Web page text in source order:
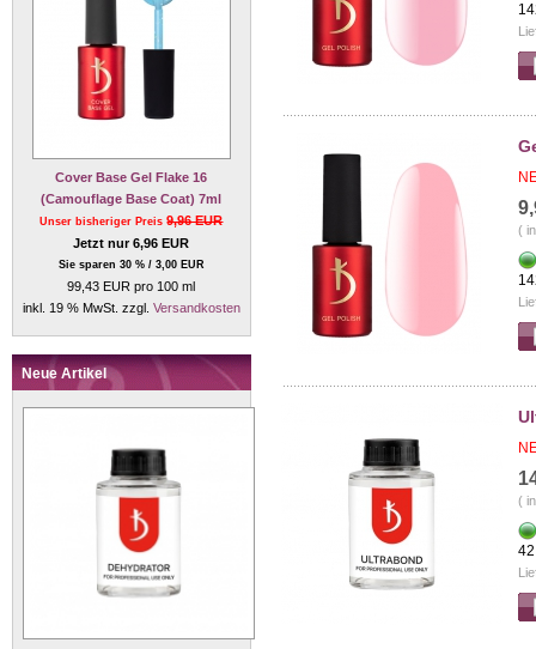
Cover Base Gel Flake 16
(Camouflage Base Coat) 7ml
Unser bisheriger Preis9,96 EUR
Jetzt nur 6,96 EUR
Sie sparen 30 % / 3,00 EUR
99,43 EUR pro 100 ml
inkl. 19 % MwSt. zzgl. Versandkosten
Neue Artikel
(
(